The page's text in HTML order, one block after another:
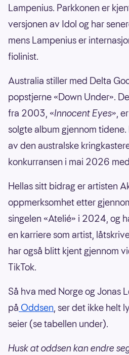
Lampenius. Parkkonen er
versjonen av Idol og har
mens Lampenius er
fiolinist.
Australia stiller med Delta
popstjerne «Down Under».
fra 2003, «Innocent Eyes»,
solgte album gjennom
av den australske
konkurransen i mai 2026
Hellas sitt bidrag er artisten
oppmerksomhet etter
singelen «Atelié» i 2024, og
en karriere som artist,
har også blitt kjent gjennom
TikTok.
Så hva med Norge og Jonas
på Oddsen, ser det ikke helt
seier (se tabellen under).
Husk at oddsen kan endre